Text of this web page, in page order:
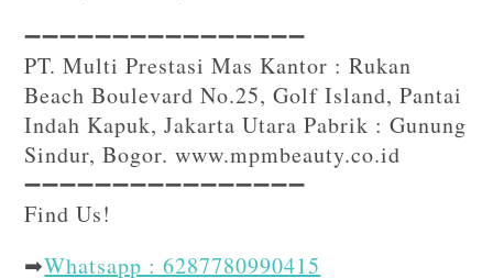
➖➖➖➖➖➖➖➖➖➖➖➖➖➖➖➖⁣⁣
PT. Multi Prestasi Mas Kantor : Rukan
Beach Boulevard No.25, Golf Island, Pantai
Indah Kapuk, Jakarta Utara Pabrik : Gunung
Sindur, Bogor. www.mpmbeauty.co.id
➖➖➖➖➖➖➖➖➖➖➖➖➖➖➖➖⁣⁣⁣
Find Us!⁣⁣⁣
➡Whatsapp : 6287780990415